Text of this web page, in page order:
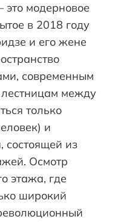
это модерновое
в 2018 году
и его жене
современным
между
только
и
состоящей из
Осмотр
этажа, где
широкий